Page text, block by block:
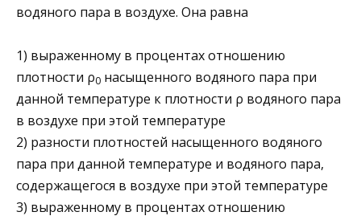
водяного пара в воздухе. Она равна
1) выраженному в процентах отношению
плотности ρ0 насы­щенного водяного пара при
данной температуре к плотно­сти ρ водяного пара
в воздухе при этой температуре
2) разности плотностей насыщенного водяного
пара при дан­ной температуре и водяного пара,
содержащегося в воздухе при этой температуре
3) выраженному в процентах отношению